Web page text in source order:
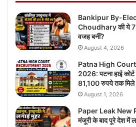
Bankipur By-
Choudhary की ये 7
वजह बनीं?
August 4, 2026
Patna High
2026: पटना हाई
81,100 रुपये तक मिले
August 1, 2026
Paper Leak New
मंजूरी के बाद पूरे देश में